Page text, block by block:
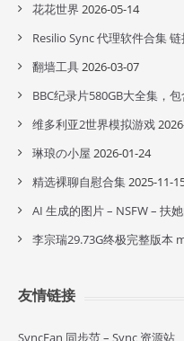
花花世界 2026-05-14
Resilio Sync 代理软件合集
翻墙工具2026-03-07
BBC纪录片580GB大全集，
维多利亚2世界模拟游戏
琳琅の小屋 2026-01-24
精选裸聊自慰合集2025-11-
AI 生成的图片 – NSFW – 扶
李宗瑞29.73G终极完整版本
友情链接
SyncFan 同步范 – Sync 资源站